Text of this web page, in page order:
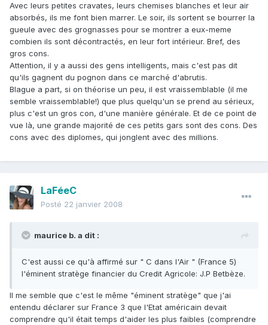
Avec leurs petites cravates, leurs chemises blanches et leur air
absorbés, ils me font bien marrer. Le soir, ils sortent se bourrer la
gueule avec des grognasses pour se montrer a eux-meme
combien ils sont décontractés, en leur fort intérieur. Bref, des
gros cons.
Attention, il y a aussi des gens intelligents, mais c'est pas dit
qu'ils gagnent du pognon dans ce marché d'abrutis.
Blague a part, si on théorise un peu, il est vraissemblable (il me
semble vraissemblable!) que plus quelqu'un se prend au sérieux,
plus c'est un gros con, d'une manière générale. Et de ce point de
vue là, une grande majorité de ces petits gars sont des cons. Des
cons avec des diplomes, qui jonglent avec des millions.
LaFéeC
Posté 22 janvier 2008
maurice b. a dit :
C'est aussi ce qu'à affirmé sur " C dans l'Air " (France 5)
l'éminent stratège financier du Credit Agricole: J.P Betbèze.
Il me semble que c'est le même "éminent stratège" que j'ai
entendu déclarer sur France 3 que l'Etat américain devait
comprendre qu'il était temps d'aider les plus faibles (comprendre